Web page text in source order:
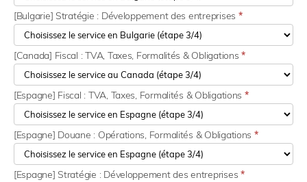
[Bulgarie] Stratégie : Développement des entreprises *
[Canada] Fiscal : TVA, Taxes, Formalités & Obligations*
[Espagne] Fiscal : TVA, Taxes, Formalités & Obligations *
[Espagne] Douane : Opérations, Formalités & Obligations *
[Espagne] Stratégie : Développement des entreprises *